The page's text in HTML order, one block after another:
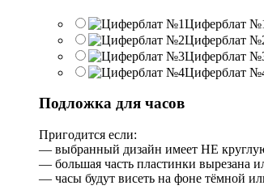
Циферблат
Циферблат
Циферблат
Циферблат
Подложка для часов
Пригодится если:
— выбранный дизайн имеет НЕ
— большая часть пластинки вырезана
— часы будут висеть на фоне тёмной